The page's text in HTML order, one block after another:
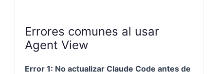
Errores comunes al usar
Agent View
Error 1: No actualizar Claude Code antes de